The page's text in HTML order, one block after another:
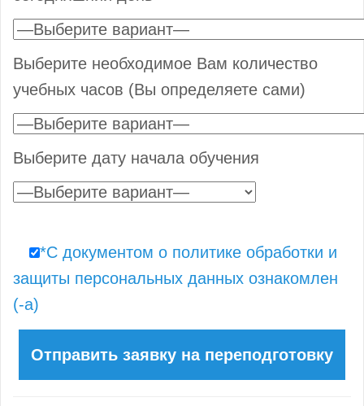
Выберите необходимое Вам количество
учебных часов (Вы определяете сами)
Выберите дату начала обучения
*С документом о политике обработки и
защиты персональных данных ознакомлен
(-а)